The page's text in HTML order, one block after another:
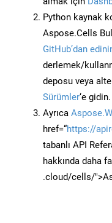
Python kaynak
Aspose.Cells
GitHub’dan
derlemek/
deposu veya
Sürümler‘e gidin.
Ayrıca
href=“https://
tabanlı API
hakkında daha
.cloud/cells/